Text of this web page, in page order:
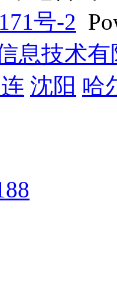
号-2
息技术有
沈阳 哈